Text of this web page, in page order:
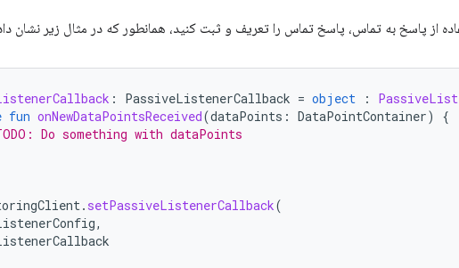
از پاسخ به تماس، پاسخ تماس را تعریف و ثبت کنید، همانطور که در مثال زیر نشان
: PassiveListenerCallback = object :
fun onNewDataPointsReceived(dataPoints : DataPointContainer)
{
Do something with dataPoints
. setPassiveListenerCallback(
,